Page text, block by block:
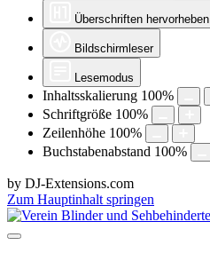
Überschriften hervorheben
Bildschirmleser
Lesemodus
Inhaltsskalierung 100%
Schriftgröße 100%
Zeilenhöhe 100%
Buchstabenabstand 100%
by DJ-Extensions.com
Zum Hauptinhalt springen